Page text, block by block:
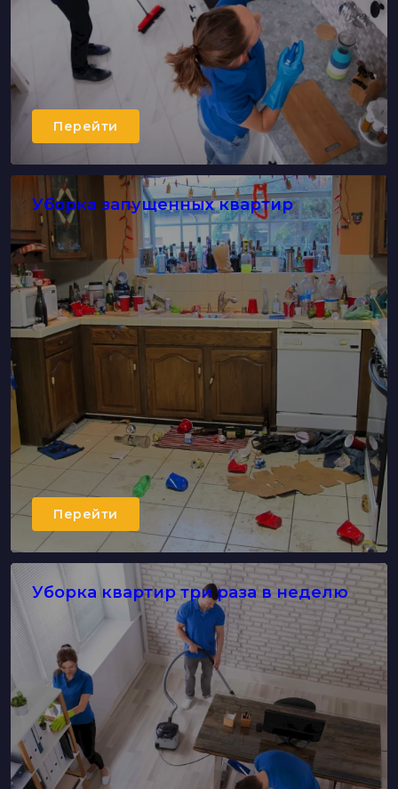
Перейти
Уборка запущенных квартир
Перейти
Уборка квартир три раза в неделю